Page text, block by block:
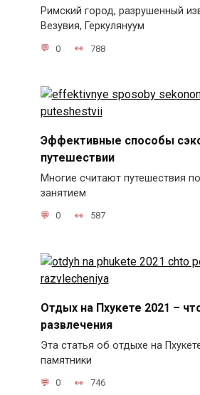
Римский город, разрушенный
Везувия, Геркулянуум
0 788
Эффективные способы
путешествии
Многие считают путешествия
занятием
0 587
Отдых на Пхукете 2021 –
развлечения
Эта статья об отдыхе на
памятники
0 746